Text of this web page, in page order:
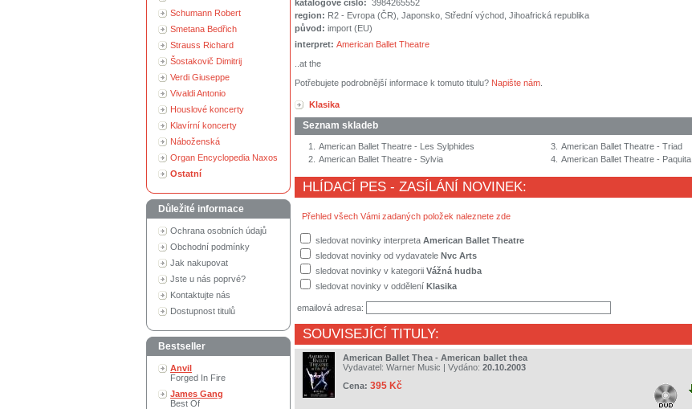
Schumann Robert
Smetana Bedřich
Strauss Richard
Šostakovič Dimitrij
Verdi Giuseppe
Vivaldi Antonio
Houslové koncerty
Klavírní koncerty
Náboženská
Organ Encyclopedia Naxos
Ostatní
Důležité informace
Ochrana osobních údajů
Obchodní podmínky
Jak nakupovat
Jste u nás poprvé?
Kontaktujte nás
Dostupnost titulů
Bestseller
Anvil
Forged In Fire
James Gang
Best Of
katalogové číslo: 3984265552
region: R2 - Evropa (ČR), Japonsko, Střední východ, Jihoafrická republika
původ: import (EU)
interpret: American Ballet Theatre
..at the
Potřebujete podrobnější informace k tomuto titulu? Napište nám
Klasika
Seznam skladeb
1.
American Ballet Theatre - Les Sylphides
2. American Ballet Theatre - Sylvia
3. American Ballet Theatre - Triad
4. American Ballet Theatre - Paquita
HLÍDACÍ PES - ZASÍLÁNÍ NOVINEK:
Přehled všech Vámi zadaných položek naleznete zde
sledovat novinky interpreta American Ballet Theatre
sledovat novinky od vydavatele Nvc Arts
sledovat novinky v kategorii Vážná hudba
sledovat novinky v oddělení Klasika
emailová adresa:
SOUVISEJÍCÍ TITULY:
American Ballet Thea - American ballet thea
Vydavatel: Warner Music | Vydáno: 20.10.2003
Cena: 395 Kč